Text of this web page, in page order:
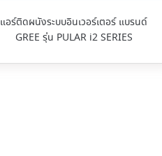
แอร์ติดผนังระบบอินเวอร์เตอร์ แบรนด์
GREE รุ่น PULAR i2 SERIES